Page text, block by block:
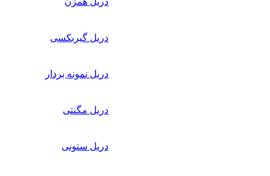
دریل گیربکسی
دریل نمونه بردار
دریل مگنتی
دریل ستونی